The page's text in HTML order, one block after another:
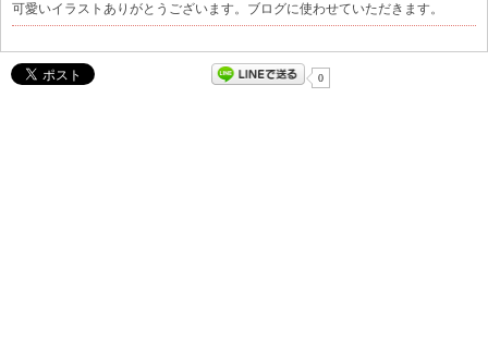
可愛いイラストありがとうございます。ブログに使わせていただきます。
0